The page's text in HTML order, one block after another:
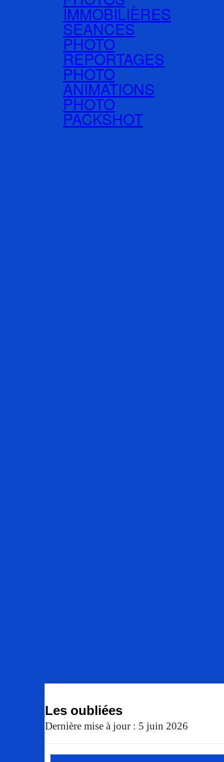
IMMOBILIÈRES
SÉANCES
PHOTO
REPORTAGES
PHOTO
ANIMATIONS
PHOTO
PACKSHOT
Les oubliées
Dernière mise à jour : 5 juin 2026